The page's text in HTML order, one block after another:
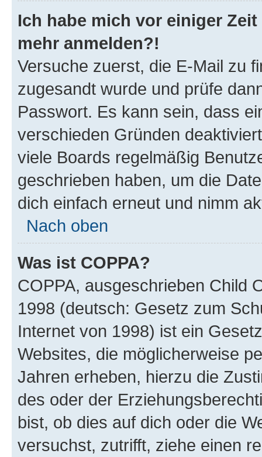
Ich habe mich vor einiger
mehr anmelden?!
Versuche zuerst, die E-Mail zu
zugesandt wurde und prüfe
Passwort. Es kann sein, dass
verschieden Gründen
viele Boards regelmäßig
geschrieben haben, um die
dich einfach erneut und nimm
Nach oben
Was ist COPPA?
COPPA, ausgeschrieben Child
1998 (deutsch: Gesetz zum
Internet von 1998) ist ein
Websites, die möglicherweise
Jahren erheben, hierzu die
des oder der
bist, ob dies auf dich oder die
versuchst, zutrifft, ziehe einen